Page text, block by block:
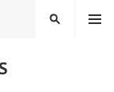
MENÜ
SUCHEN